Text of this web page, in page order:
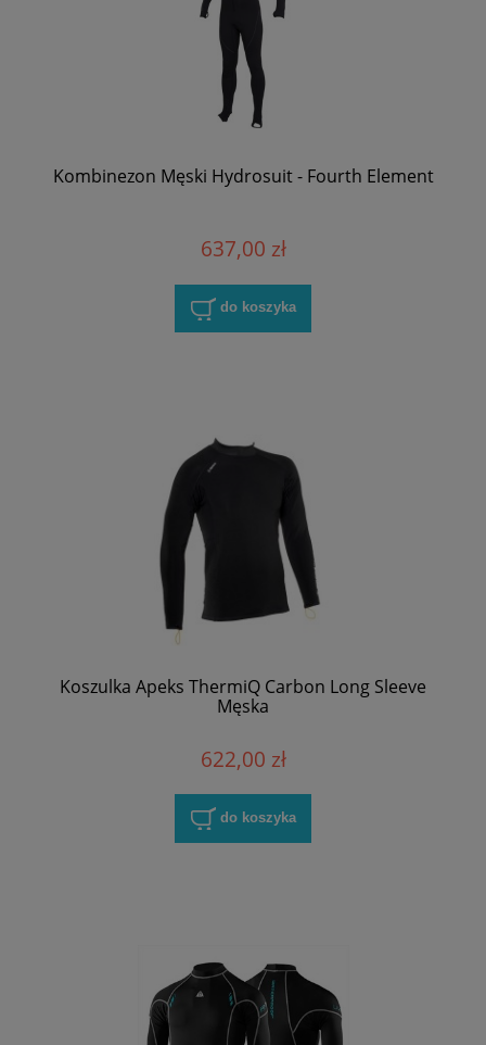
Kombinezon Męski Hydrosuit - Fourth Element
637,00 zł
do koszyka
Koszulka Apeks ThermiQ Carbon Long Sleeve
Męska
622,00 zł
do koszyka